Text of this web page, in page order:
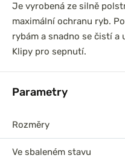
Je vyrobená ze silně
maximální ochranu ryb.
rybám a snadno se čistí a
Klipy pro sepnutí.
Parametry
Rozměry
Ve sbaleném stavu